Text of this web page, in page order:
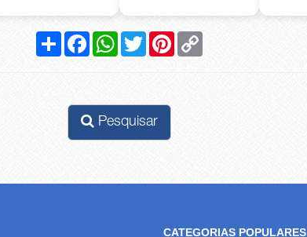
Compartilhar
FacebookWhatsApp
TwitterPinterestCopy
Pesquisar
CATEGORIAS POPULARES